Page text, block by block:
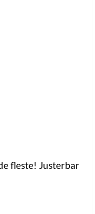
fleste! Justerbar